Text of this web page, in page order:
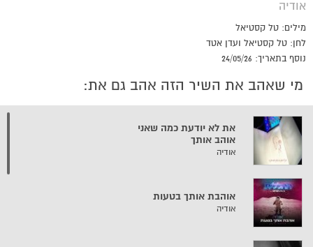
אודיה
מילים: טל קסטיאל
לחן: טל קסטיאל ועדן אטד
נוסף בתאריך: 24/05/26
מי שאהב את השיר הזה אהב גם את:
את לא יודעת כמה שאני
אוהב אותך
אודיה
אוהבת אותך בטעות
אודיה